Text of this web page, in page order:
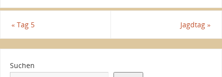
«Tag 5 Jagdtag»
Suchen